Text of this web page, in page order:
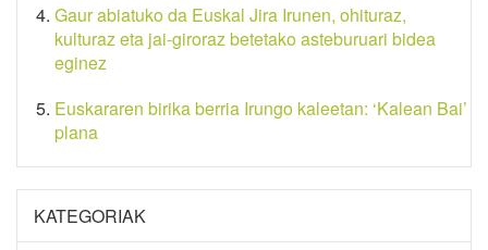
Gaur abiatuko da Euskal Jira Irunen, ohituraz,
kulturaz eta jai-giroraz betetako asteburuari bidea
eginez
Euskararen birika berria Irungo kaleetan: ‘Kalean Bai’
plana
KATEGORIAK